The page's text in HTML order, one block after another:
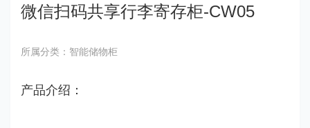
微信扫码共享行李寄存柜-CW05
所属分类：智能储物柜
产品介绍：